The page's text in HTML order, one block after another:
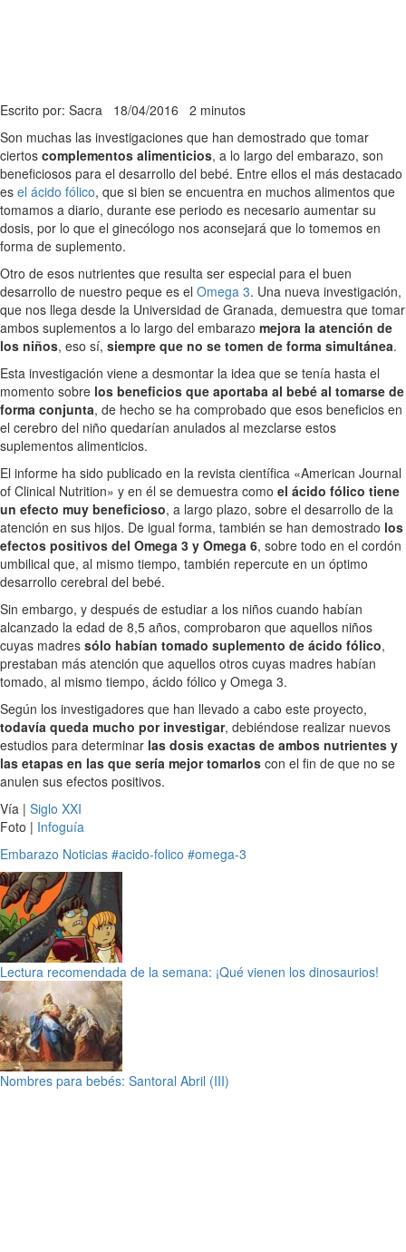
Escrito por: Sacra 18/04/2016 2 minutos
Son muchas las investigaciones que han demostrado que tomar
ciertos complementos alimenticios, a lo largo del embarazo, son
beneficiosos para el desarrollo del bebé. Entre ellos el más destacado
es el ácido fólico, que si bien se encuentra en muchos alimentos que
tomamos a diario, durante ese periodo es necesario aumentar su
dosis, por lo que el ginecólogo nos aconsejará que lo tomemos en
forma de suplemento.
Otro de esos nutrientes que resulta ser especial para el buen
desarrollo de nuestro peque es el Omega 3. Una nueva investigación,
que nos llega desde la Universidad de Granada, demuestra que tomar
ambos suplementos a lo largo del embarazo mejora la atención de
los niños, eso sí, siempre que no se tomen de forma simultánea.
Esta investigación viene a desmontar la idea que se tenía hasta el
momento sobre los beneficios que aportaba al bebé al tomarse de
forma conjunta, de hecho se ha comprobado que esos beneficios en
el cerebro del niño quedarían anulados al mezclarse estos
suplementos alimenticios.
El informe ha sido publicado en la revista científica «American Journal
of Clinical Nutrition» y en él se demuestra como el ácido fólico tiene
un efecto muy beneficioso, a largo plazo, sobre el desarrollo de la
atención en sus hijos. De igual forma, también se han demostrado los
efectos positivos del Omega 3 y Omega 6, sobre todo en el cordón
umbilical que, al mismo tiempo, también repercute en un óptimo
desarrollo cerebral del bebé.
Sin embargo, y después de estudiar a los niños cuando habían
alcanzado la edad de 8,5 años, comprobaron que aquellos niños
cuyas madres sólo habían tomado suplemento de ácido fólico,
prestaban más atención que aquellos otros cuyas madres habían
tomado, al mismo tiempo, ácido fólico y Omega 3.
Según los investigadores que han llevado a cabo este proyecto,
todavía queda mucho por investigar, debiéndose realizar nuevos
estudios para determinar las dosis exactas de ambos nutrientes y
las etapas en las que sería mejor tomarlos con el fin de que no se
anulen sus efectos positivos.
Vía | Siglo XXI
Foto | Infoguía
Embarazo Noticias #acido-folico #omega-3
Lectura recomendada de la semana: ¡Qué vienen los dinosaurios!
Nombres para bebés: Santoral Abril (III)